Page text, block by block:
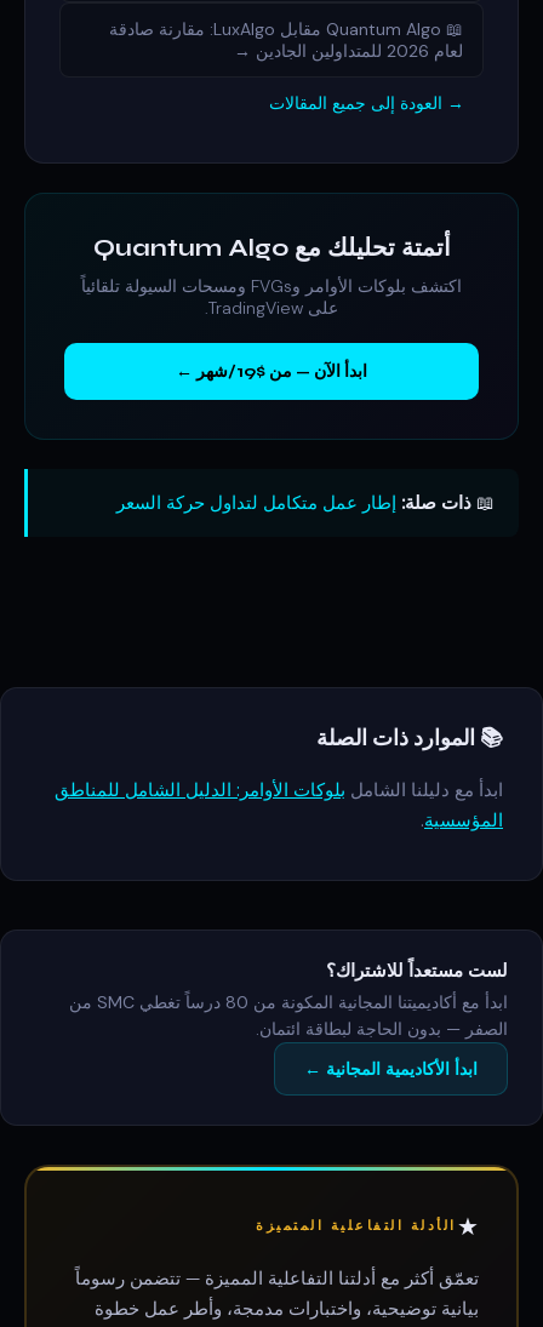
📖 Quantum Algo مقابل LuxAlgo: مقارنة صادقة
لعام 2026 للمتداولين الجادين →
→ العودة إلى جميع المقالات
أتمتة تحليلك مع Quantum Algo
اكتشف بلوكات الأوامر وFVGs ومسحات السيولة تلقائياً
على TradingView.
ابدأ الآن — من $19/شهر ←
📖 ذات صلة: إطار عمل متكامل لتداول حركة السعر
📚 الموارد ذات الصلة
ابدأ مع دليلنا الشامل بلوكات الأوامر: الدليل الشامل للمناطق
المؤسسية.
لست مستعداً للاشتراك؟
ابدأ مع أكاديميتنا المجانية المكونة من 80 درساً تغطي SMC من
الصفر — بدون الحاجة لبطاقة ائتمان.
ابدأ الأكاديمية المجانية ←
★ الأدلة التفاعلية المتميزة
تعمّق أكثر مع أدلتنا التفاعلية المميزة — تتضمن رسوماً
بيانية توضيحية، واختبارات مدمجة، وأطر عمل خطوة